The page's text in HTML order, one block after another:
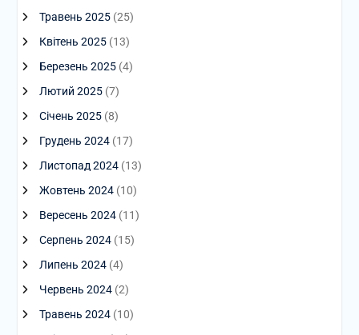
Травень 2025(25)
Квітень 2025(13)
Березень 2025(4)
Лютий 2025(7)
Січень 2025(8)
Грудень 2024(17)
Листопад 2024(13)
Жовтень 2024(10)
Вересень 2024(11)
Серпень 2024(15)
Липень 2024(4)
Червень 2024(2)
Травень 2024(10)